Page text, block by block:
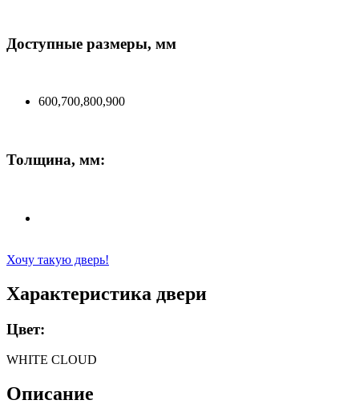
Доступные размеры, мм
600,700,800,900
Толщина, мм:
Хочу такую дверь!
Характеристика двери
Цвет:
WHITE CLOUD
Описание